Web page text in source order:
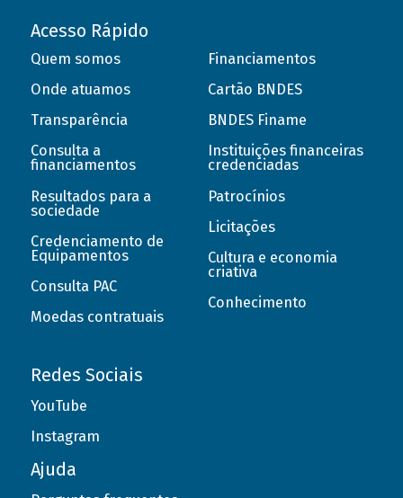
Acesso Rápido
Quem somos
Onde atuamos
Transparência
Consulta a
financiamentos
Resultados para a
sociedade
Credenciamento de
Equipamentos
Consulta PAC
Moedas contratuais
Financiamentos
Cartão BNDES
BNDES Finame
Instituições financeiras
credenciadas
Patrocínios
Licitações
Cultura e economia
criativa
Conhecimento
Redes Sociais
YouTube
Instagram
Ajuda